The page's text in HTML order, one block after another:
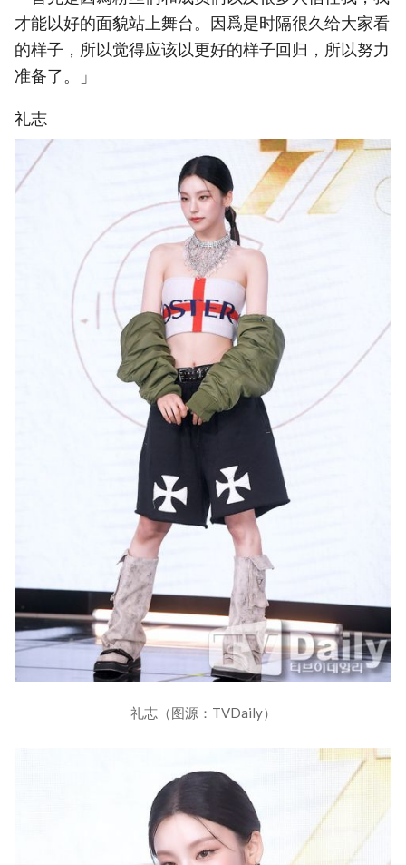
才能以好的面貌站上舞台。因爲是时隔很久给大家看
的样子，所以觉得应该以更好的样子回归，所以努力
准备了。」
礼志
礼志（图源：TVDaily）